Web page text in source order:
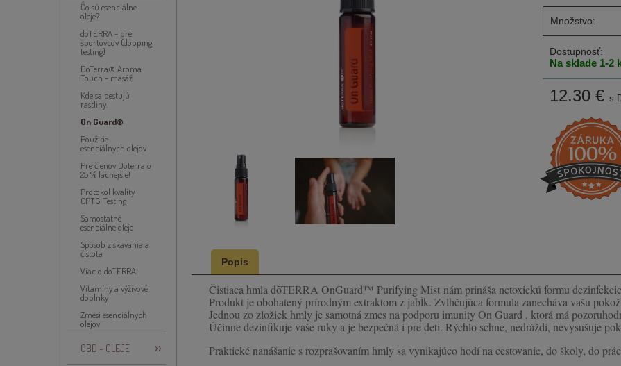
Čo sú esenciálne
oleje?
doTERRA - pre
športovcov (dopping
testing)
DoTerra® Aroma
Touch - masáž
Kde sa pestujú
rastliny.
On Guard®
Použitie
esenciálnych olejov
Pre členov Doterra o
25 % lacnejšie!
Protokol kvality
CPTG Testing
Samostatné
esenciálne oleje
Spôsob získavania a
čistota
Viac o doTERRA!
Vitamíny a výživové
doplnky
Zmesi esenciálnych
olejov
CBD - OLEJE
Množstvo:
Dostupnosť:
Na sklade 1-2
12.30 € s
Popis
Čistiaca hmla dōTERRA OnGuard™ Purifying Mist nám prináša netoxickú formu
Produkt je obohatený prírodným extraktom z jabĺk. Zvlhčujúca formula zanecháva vašu
Jednou zo zložiek hmly je samotná zmes na podporu imunity On Guard , ktorá má
Účinne dezinfikuje vaše ruky a je bezpečná i pre deti. Rýchlo schne, nedráždi, nevysušuje
Praktické nanášanie s rozprašovaním hmly sa vynikajúco hodí na cestovanie, do školy, do